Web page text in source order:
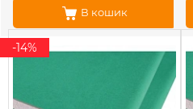
В кошик
-14%